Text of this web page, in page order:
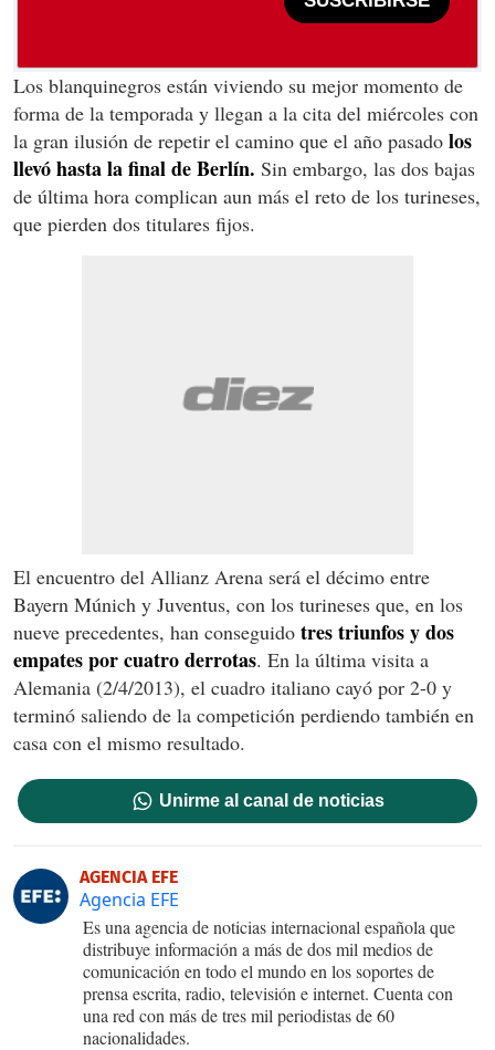
Los blanquinegros están viviendo su mejor momento de
forma de la temporada y llegan a la cita del miércoles con
la gran ilusión de repetir el camino que el año pasado los
llevó hasta la final de Berlín. Sin embargo, las dos bajas
de última hora complican aun más el reto de los turineses,
que pierden dos titulares fijos.
El encuentro del Allianz Arena será el décimo entre
Bayern Múnich y Juventus, con los turineses que, en los
nueve precedentes, han conseguido tres triunfos y dos
empates por cuatro derrotas. En la última visita a
Alemania (2/4/2013), el cuadro italiano cayó por 2-0 y
terminó saliendo de la competición perdiendo también en
casa con el mismo resultado.
Unirme al canal de noticias
AGENCIA EFE
Agencia EFE
Es una agencia de noticias internacional española que
distribuye información a más de dos mil medios de
comunicación en todo el mundo en los soportes de
prensa escrita, radio, televisión e internet. Cuenta con
una red con más de tres mil periodistas de 60
nacionalidades.